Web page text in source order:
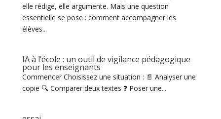
elle rédige, elle argumente. Mais une question
essentielle se pose : comment accompagner les
élèves...
IA à l’école : un outil de vigilance pédagogique
pour les enseignants
Commencer Choisissez une situation : 📄 Analyser une
copie 🔍 Comparer deux textes ❓ Poser une...